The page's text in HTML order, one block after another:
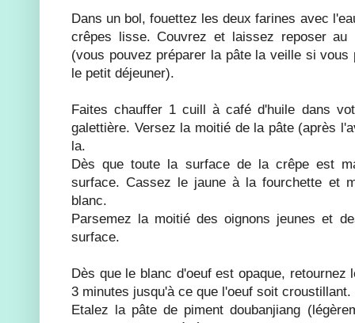
Dans un bol, fouettez les deux farines avec
crêpes lisse. Couvrez et laissez reposer au
(vous pouvez préparer la pâte la veille si vous
le petit déjeuner).
Faites chauffer 1 cuill à café d'huile dans
galettière. Versez la moitié de la pâte (après
la.
Dès que toute la surface de la crêpe est
surface. Cassez le jaune à la fourchette et
blanc.
Parsemez la moitié des oignons jeunes et
surface.
Dès que le blanc d'oeuf est opaque, retournez
3 minutes jusqu'à ce que l'oeuf soit croustillant.
Etalez la pâte de piment doubanjiang